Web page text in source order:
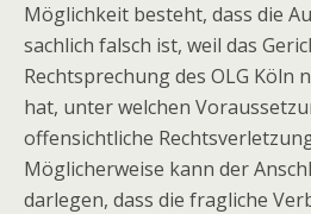
Möglichkeit besteht, dass die
sachlich falsch ist, weil das
Rechtsprechung des OLG Köln
hat, unter welchen
offensichtliche
Möglicherweise kann der
darlegen, dass die fragliche